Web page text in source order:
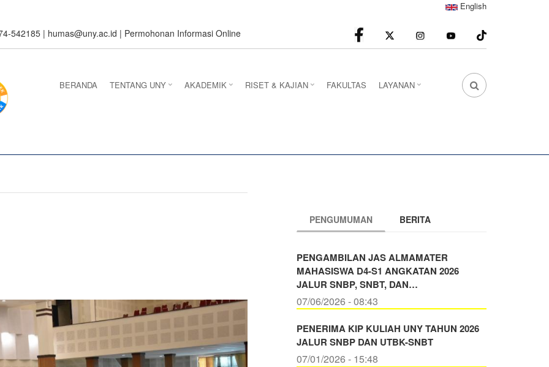
English
542185 | humas@uny.ac.id | Permohonan Informasi Online facebook Instagram youtube
FA
BERANDA TENTANG UNY AKADEMIK RISET & KAJIAN FAKULTAS LAYANAN
PENGUMUMAN BERITA
PENGAMBILAN JAS ALMAMATER
MAHASISWA D4-S1 ANGKATAN 2026
JALUR SNBP, SNBT, DAN…
07/06/2026 - 08:43
PENERIMA KIP KULIAH UNY TAHUN 2026
JALUR SNBP DAN UTBK-SNBT
07/01/2026 - 15:48